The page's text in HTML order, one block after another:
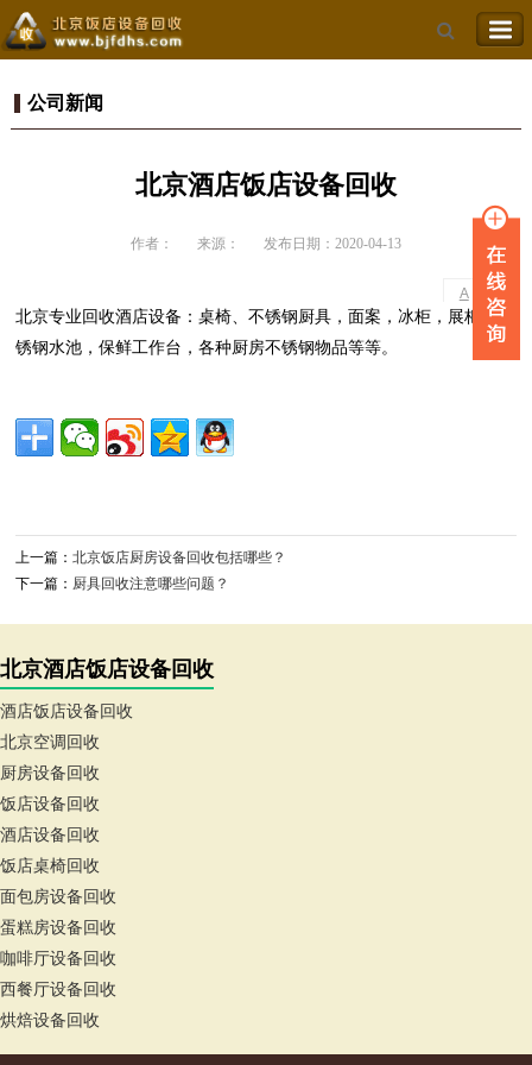
公司新闻
北京酒店饭店设备回收
作者： 来源： 发布日期：2020-04-13
A A +
北京专业回收酒店设备：桌椅、不锈钢厨具，面案，冰柜，展柜，不
锈钢水池，保鲜工作台，各种厨房不锈钢物品等等。
上一篇：北京饭店厨房设备回收包括哪些？
下一篇： 厨具回收注意哪些问题？
北京酒店饭店设备回收
酒店饭店设备回收
北京空调回收
厨房设备回收
饭店设备回收
酒店设备回收
饭店桌椅回收
面包房设备回收
蛋糕房设备回收
咖啡厅设备回收
西餐厅设备回收
烘焙设备回收